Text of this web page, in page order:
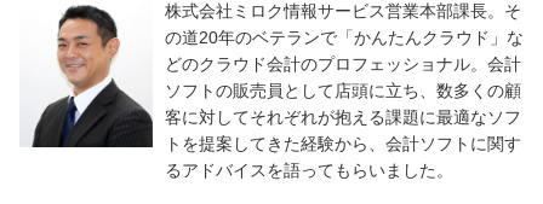
株式会社ミロク情報サービス営業本部課長。そ
の道20年のベテランで「かんたんクラウド」な
どのクラウド会計のプロフェッショナル。会計
ソフトの販売員として店頭に立ち、数多くの顧
客に対してそれぞれが抱える課題に最適なソフ
トを提案してきた経験から、会計ソフトに関す
るアドバイスを語ってもらいました。